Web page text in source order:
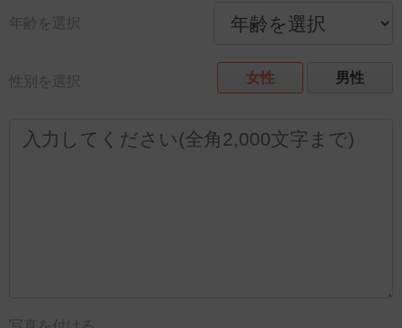
年齢を選択
性別を選択 女性 男性